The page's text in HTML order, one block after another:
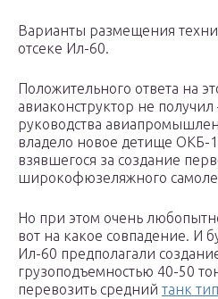
Варианты размещения
отсеке Ил-60.
Положительного ответа на
авиаконструктор не
руководства
владело новое детище ОКБ-
взявшегося за создание
широкофюзеляжного
Но при этом очень
вот на какое совпадение. И
Ил-60 предполагали
грузоподъемностью 40-50
перевозить средний танк